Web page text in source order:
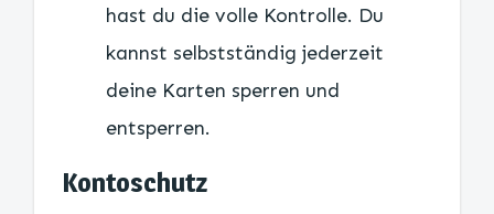
hast du die volle Kontrolle. Du
kannst selbstständig jederzeit
deine Karten sperren und
entsperren.
Kontoschutz